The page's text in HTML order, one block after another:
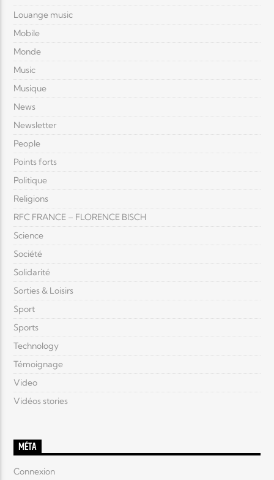
Louange music
Mobile
Monde
Music
Musique
News
Newsletter
People
Points forts
Politique
Religions
RFC FRANCE – FLORENCE BISCH
Science
Société
Solidarité
Sorties & Loisirs
Sport
Sports
Technology
Témoignage
Video
Vidéos stories
MÉTA
Connexion